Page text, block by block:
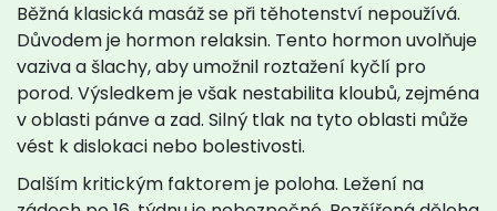
Běžná klasická masáž se při těhotenství nepoužívá.
Důvodem je hormon relaksin. Tento hormon uvolňuje
vaziva a šlachy, aby umožnil roztažení kyčlí pro
porod. Výsledkem je však nestabilita kloubů, zejména
v oblasti pánve a zad. Silný tlak na tyto oblasti může
vést k dislokaci nebo bolestivosti.
Dalším kritickým faktorem je poloha. Ležení na